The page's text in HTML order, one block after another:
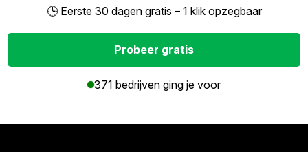
🕒 Eerste 30 dagen gratis – 1 klik opzegbaar
Probeer gratis
371 bedrijven ging je voor